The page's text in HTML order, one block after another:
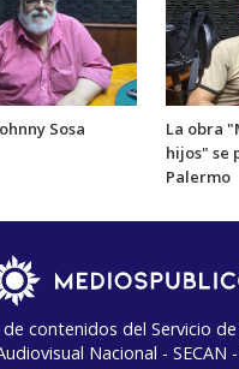
Sosa
La obra
hijos" se
Palermo
contenidos del Servicio
Nacional - SECAN